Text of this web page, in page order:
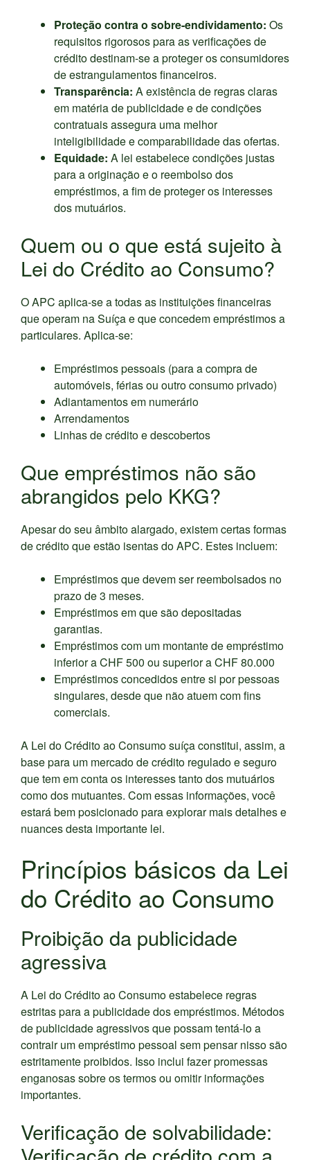
Proteção contra o sobre-endividamento: Os
requisitos rigorosos para as verificações de
crédito destinam-se a proteger os consumidores
de estrangulamentos financeiros.
Transparência: A existência de regras claras
em matéria de publicidade e de condições
contratuais assegura uma melhor
inteligibilidade e comparabilidade das ofertas.
Equidade: A lei estabelece condições justas
para a originação e o reembolso dos
empréstimos, a fim de proteger os interesses
dos mutuários.
Quem ou o que está sujeito à
Lei do Crédito ao Consumo?
O APC aplica-se a todas as instituições financeiras
que operam na Suíça e que concedem empréstimos a
particulares. Aplica-se:
Empréstimos pessoais (para a compra de
automóveis, férias ou outro consumo privado)
Adiantamentos em numerário
Arrendamentos
Linhas de crédito e descobertos
Que empréstimos não são
abrangidos pelo KKG?
Apesar do seu âmbito alargado, existem certas formas
de crédito que estão isentas do APC. Estes incluem:
Empréstimos que devem ser reembolsados no
prazo de 3 meses.
Empréstimos em que são depositadas
garantias.
Empréstimos com um montante de empréstimo
inferior a CHF 500 ou superior a CHF 80.000
Empréstimos concedidos entre si por pessoas
singulares, desde que não atuem com fins
comerciais.
A Lei do Crédito ao Consumo suíça constitui, assim, a
base para um mercado de crédito regulado e seguro
que tem em conta os interesses tanto dos mutuários
como dos mutuantes. Com essas informações, você
estará bem posicionado para explorar mais detalhes e
nuances desta importante lei.
Princípios básicos da Lei
do Crédito ao Consumo
Proibição da publicidade
agressiva
A Lei do Crédito ao Consumo estabelece regras
estritas para a publicidade dos empréstimos. Métodos
de publicidade agressivos que possam tentá-lo a
contrair um empréstimo pessoal sem pensar nisso são
estritamente proibidos. Isso inclui fazer promessas
enganosas sobre os termos ou omitir informações
importantes.
Verificação de solvabilidade: